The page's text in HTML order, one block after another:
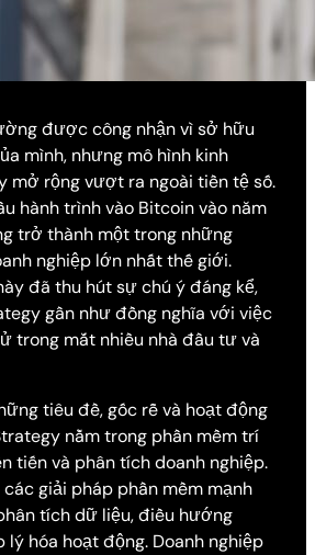
được công nhận vì sở hữu
mình, nhưng mô hình kinh
mở rộng vượt ra ngoài tiền tệ số.
hành trình vào Bitcoin vào năm
trở thành một trong những
nghiệp lớn nhất thế giới.
đã thu hút sự chú ý đáng kể,
gần như đồng nghĩa với việc
trong mắt nhiều nhà đầu tư và
tiêu đề, gốc rễ và hoạt động
nằm trong phần mềm trí
tiến và phân tích doanh nghiệp.
giải pháp phần mềm mạnh
tích dữ liệu, điều hướng
hóa hoạt động. Doanh nghiệp